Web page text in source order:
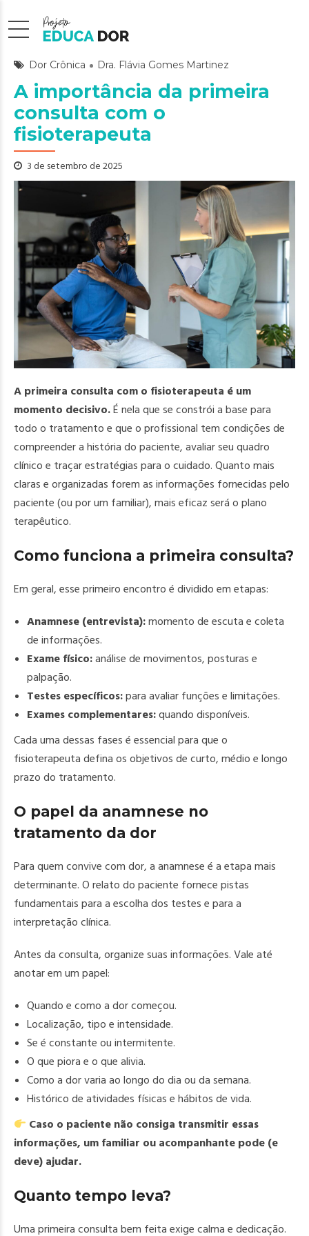
Dor Crônica Dra. Flávia Gomes Martinez
A importância da primeira
consulta com o
fisioterapeuta
3 de setembro de 2025
A primeira consulta com o fisioterapeuta é um
momento decisivo.É nela que se constrói a base para
todo o tratamento e que o profissional tem condições de
compreender a história do paciente, avaliar seu quadro
clínico e traçar estratégias para o cuidado. Quanto mais
claras e organizadas forem as informações fornecidas pelo
paciente (ou por um familiar), mais eficaz será o plano
terapêutico.
Como funciona a primeira consulta?
Em geral, esse primeiro encontro é dividido em etapas:
Anamnese (entrevista):momento de escuta e coleta
de informações.
Exame físico:análise de movimentos, posturas e
palpação.
Testes específicos:para avaliar funções e limitações.
Exames complementares:quando disponíveis.
Cada uma dessas fases é essencial para que o
fisioterapeuta defina os objetivos de curto, médio e longo
prazo do tratamento.
O papel da anamnese no
tratamento da dor
Para quem convive com dor, a anamnese é a etapa mais
determinante. O relato do paciente fornece pistas
fundamentais para a escolha dos testes e para a
interpretação clínica.
Antes da consulta, organize suas informações. Vale até
anotar em um papel:
Quando e como a dor começou.
Localização, tipo e intensidade.
Se é constante ou intermitente.
O que piora e o que alivia.
Como a dor varia ao longo do dia ou da semana.
Histórico de atividades físicas e hábitos de vida.
Caso o paciente não consiga transmitir essas
informações, um familiar ou acompanhante pode (e
deve) ajudar.
Quanto tempo leva?
Uma primeira consulta bem feita exige calma e dedicação.